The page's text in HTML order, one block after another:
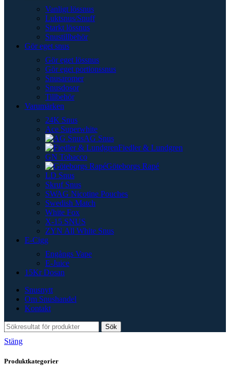
Vanligt lössnus
Luktsnus/Snuff
Starkt lössnus
Snustillbehör
Gör eget snus
Gör eget lössnus
Gör eget portionssnus
Snusaromer
Snusdosor
Tillbehör
Varumärken
24K Snus
Ace Superwhite
AG Snus
Fiedler & Lundgren
GN Tobacco
Göteborgs Rapé
LD Snus
Skruf Snus
SWAG Nicotine Pouches
Swedish Match
White Fox
X-15 SNUS
ZYN All White Snus
E-Cigg
Engångs Vape
E-Juice
15Kr Dosan
Snusnytt
Om Snushandel
Kontakt
Sök
Stäng
Produktkategorier